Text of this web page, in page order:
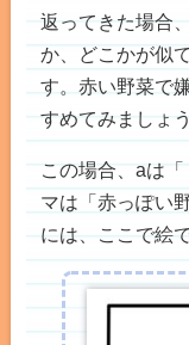
返ってきた場合
か、どこかが似
す。赤い野菜で
すめてみましょう
この場合、aは
マは「赤っぽい
には、ここで絵